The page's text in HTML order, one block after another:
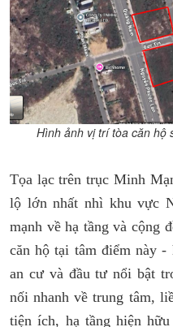
Hình ảnh vị trí tòa căn hộ
Tọa lạc trên trục Minh
lộ lớn nhất nhì khu vực
mạnh về hạ tầng và cộng
căn hộ tại tâm điểm này -
an cư và đầu tư nổi bật
nối nhanh về trung tâm,
tiện ích, hạ tầng hiện
NHẬN BÁO
-Danh Sách Căn
chỉ
( Đã hỗ trợ hơn1.500
phẩm phù
Điền thông tin để